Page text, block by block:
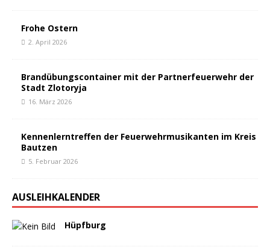
Frohe Ostern
2. April 2026
Brandübungscontainer mit der Partnerfeuerwehr der
Stadt Zlotoryja
16. März 2026
Kennenlerntreffen der Feuerwehrmusikanten im Kreis
Bautzen
5. Februar 2026
AUSLEIHKALENDER
Hüpfburg